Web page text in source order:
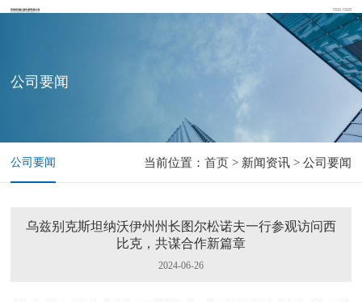
公司要闻
公司要闻 当前位置： 首页> 新闻资讯 > 公司要闻
乌兹别克斯坦纳沃伊州州长图尔松诺夫一行参观访问西
比克，共谋合作新篇章
2024-06-26